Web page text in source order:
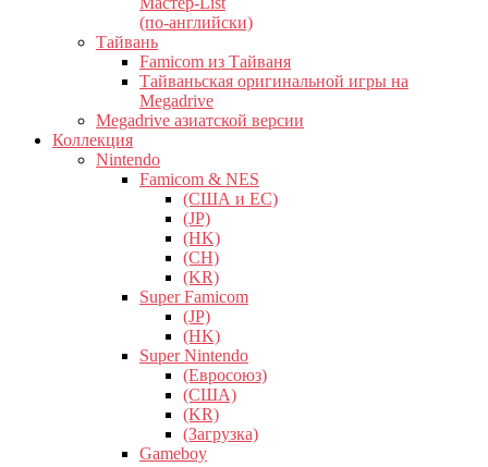
(по-английски)
Тайвань
Famicom из Тайваня
Тайваньская оригинальной игры на
Megadrive
Megadrive азиатской версии
Коллекция
Nintendo
Famicom & NES
(США и ЕС)
(JP)
(HK)
(CH)
(KR)
Super Famicom
(JP)
(HK)
Super Nintendo
(Евросоюз)
(США)
(KR)
(Загрузка)
Gameboy